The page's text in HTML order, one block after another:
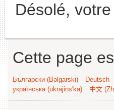
Désolé,
Cette page
Български (Bəlgarski) Deutsch
українська (ukrajins'ka)
中文